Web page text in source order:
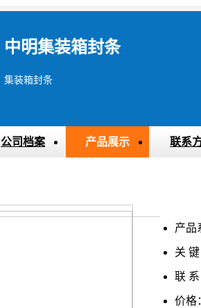
中明集装箱封条
集装箱封条
公司档案 产品展示 联系
产品
关
联
价格